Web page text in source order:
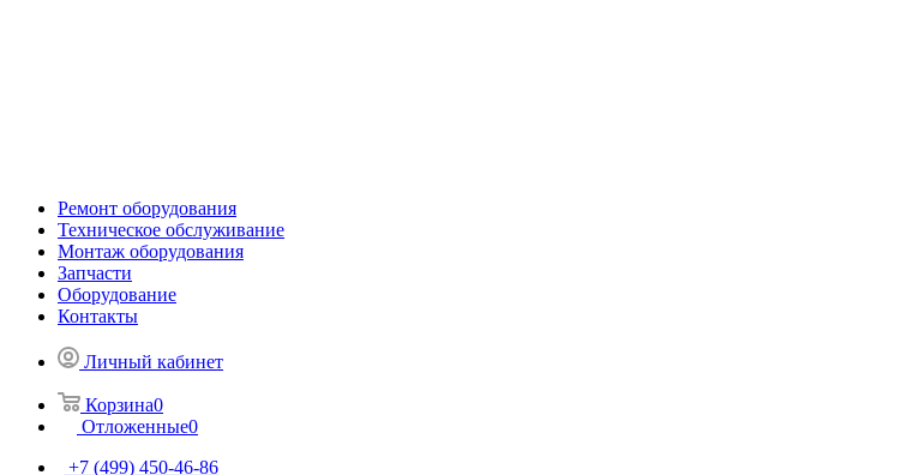
Ремонт оборудования
Техническое обслуживание
Монтаж оборудования
Запчасти
Оборудование
Контакты
Личный кабинет
Корзина0
Отложенные0
+7 (499) 450-46-86